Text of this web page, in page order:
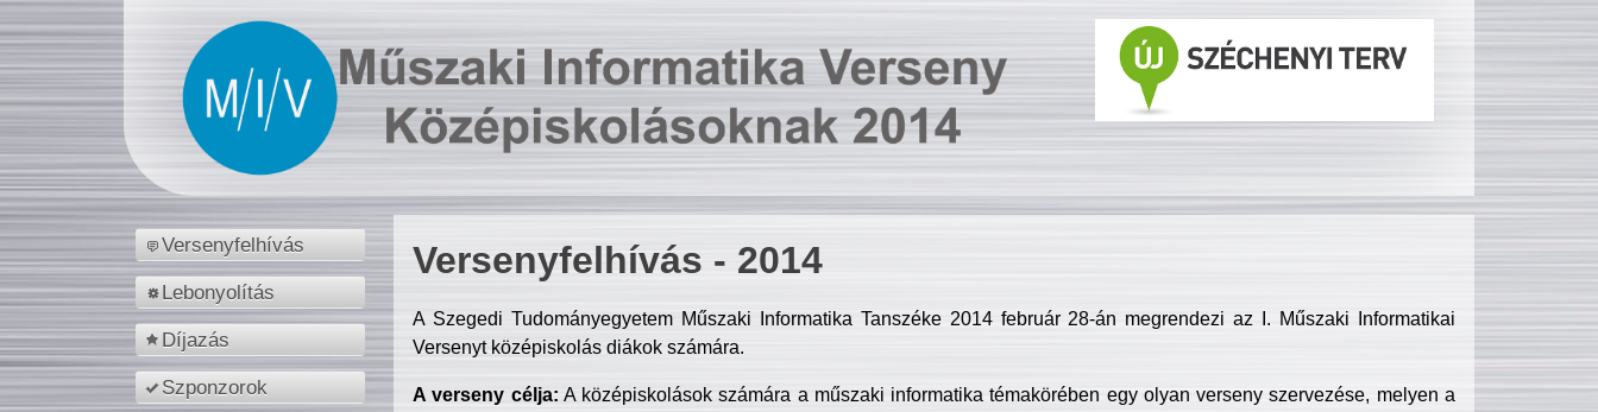
Versenyfelhívás
Lebonyolítás
Díjazás
Szponzorok
Versenyfelhívás - 2014
A Szegedi Tudományegyetem Műszaki Informatika Tanszéke 2014 február 28-án megrendezi az I. Műszaki Informatikai
Versenyt középiskolás diákok számára.
A verseny célja: A középiskolások számára a műszaki informatika témakörében egy olyan verseny szervezése, melyen a